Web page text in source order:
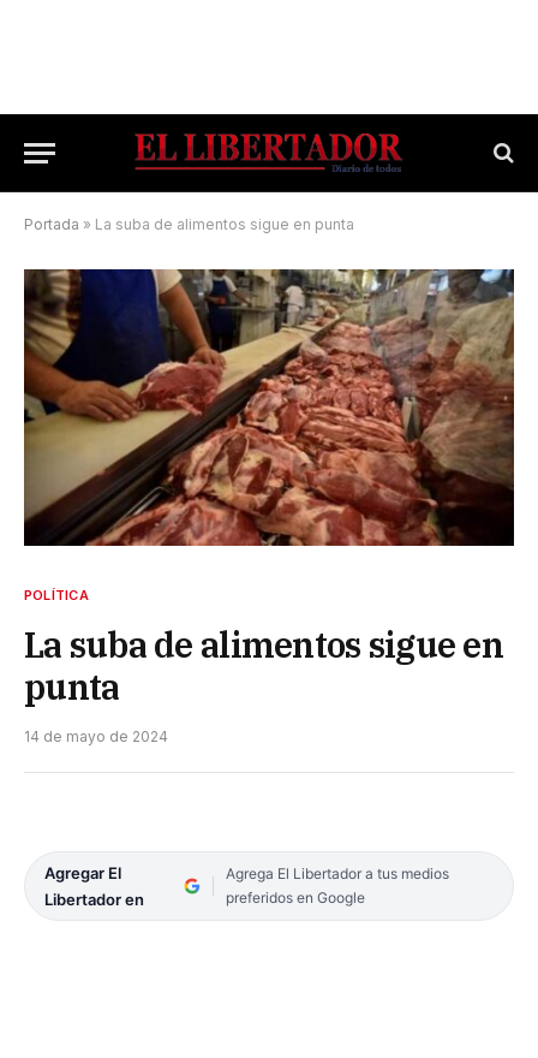
Portada » La suba de alimentos sigue en punta
POLÍTICA
La suba de alimentos sigue en
punta
14 de mayo de 2024
Agregar El
Libertador en
Agrega El Libertador a tus medios
preferidos en Google